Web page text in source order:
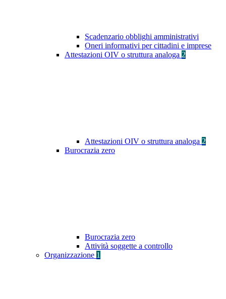
Scadenzario obblighi amministrativi
Oneri informativi per cittadini e imprese
Attestazioni OIV o struttura analoga 2
Attestazioni OIV o struttura analoga 2
Burocrazia zero
Burocrazia zero
Attività soggette a controllo
Organizzazione 1